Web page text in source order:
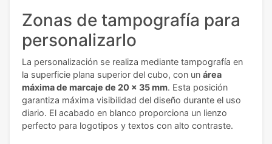
Zonas de tampografía para
personalizarlo
La personalización se realiza mediante tampografía en
la superficie plana superior del cubo, con un área
máxima de marcaje de 20 x 35 mm. Esta posición
garantiza máxima visibilidad del diseño durante el uso
diario. El acabado en blanco proporciona un lienzo
perfecto para logotipos y textos con alto contraste.